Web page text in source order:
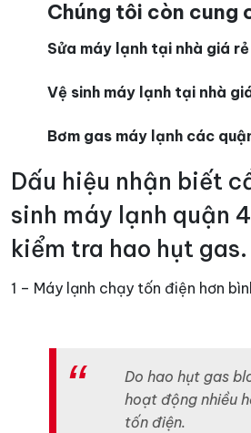
Chúng tôi còn cung
Sửa máy lạnh tại nhà giá rẻ
Vệ sinh máy lạnh tại nhà
Bơm gas máy lạnh các
Dấu hiệu nhận biết
sinh máy lạnh quận
kiểm tra hao hụt gas.
1 – Máy lạnh chạy tốn điện hơn
Do hao hụt gas
hoạt động nhiều
tốn điện.